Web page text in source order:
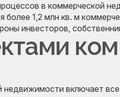
в коммерческой
более 1,2 млн кв. м
инвесторов,
включает